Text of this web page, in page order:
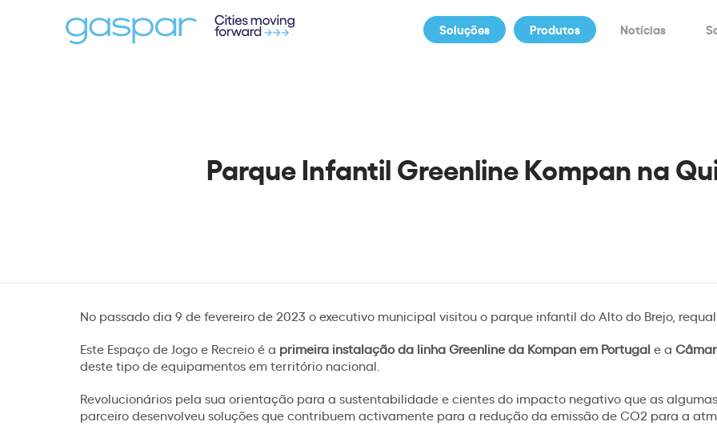
Soluções Produtos Notícias
Parque Infantil Greenline Kompan na
No passado dia 9 de fevereiro de 2023 o executivo municipal visitou o parque infantil do Alto do Brejo,
Este Espaço de Jogo e Recreio é a primeira instalação da linha Greenline da Kompan em Portugale a
deste tipo de equipamentos em território nacional.
Revolucionários pela sua orientação para a sustentabilidade e cientes do impacto negativo que as
parceiro desenvolveu soluções que contribuem activamente para a redução da emissão de CO2 para a